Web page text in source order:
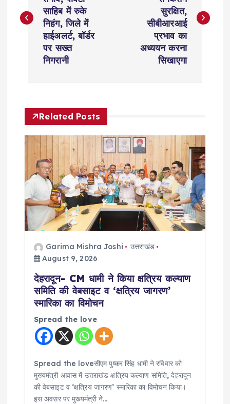
s
v
a
t
साहिब में रुके
निहंग, जिले में
हाईअलर्ट, बॉर्डर
पर सख्त
निगरानी
सुरक्षित,
सीबीआरआई
प्रभाव का
अध्ययन करना
सिखाएगा
Related Posts
Garima Mishra Joshi
उत्तराखंड
August 9, 2026
देहरादून- CM धामी ने किया क्षत्रिय कल्याण
समिति की वेबसाइट व ‘क्षत्रिय जागरण’
स्मारिका का विमोचन
Spread the love
Spread the loveसीएम पुष्कर सिंह धामी ने रविवार को
मुख्यमंत्री आवास में उत्तराखंड क्षत्रिय कल्याण समिति, देहरादून
की वेबसाइट व ‘क्षत्रिय जागरण’ स्मारिका का विमोचन किया।
इस अवसर पर मुख्यमंत्री ने…